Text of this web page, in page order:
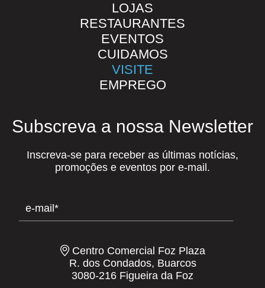
LOJAS
RESTAURANTES
EVENTOS
CUIDAMOS
VISITE
EMPREGO
Subscreva a nossa Newsletter
Inscreva-se para receber as últimas notícias,
promoções e eventos por e-mail.
Centro Comercial Foz Plaza
R. dos Condados, Buarcos
3080-216 Figueira da Foz